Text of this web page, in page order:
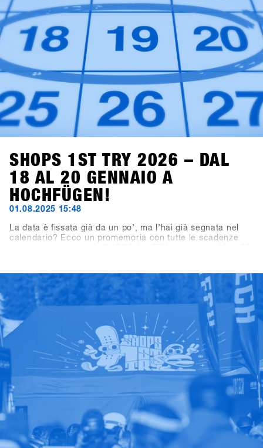
SHOPS 1ST TRY 2026 – DAL
18 AL 20 GENNAIO A
HOCHFÜGEN!
01.08.2025 15:48
La data è fissata già da un po’, ma l’hai già segnata nel
calendario? Ecco un promemoria con tutte le scadenze
settembre 2025, mentre la registrazione per i negozi aprirà
il 7 novembre 2025.Un consiglio per tutti i negozi:
iscrivetevi entro le prime tre settimane per approfittare
dell’Early Bird Package con 2×2 lift pass di due giorni e
voucher per bevande per due membri del vostro team.
Offerta valida per tutte le iscrizioni entro il 28 novembre
2025.Good times con shredding, check, confronto e high-
five – il meeting business più rilassato dell’anno da non
perdere. Ci vediamo a Hochfügen!